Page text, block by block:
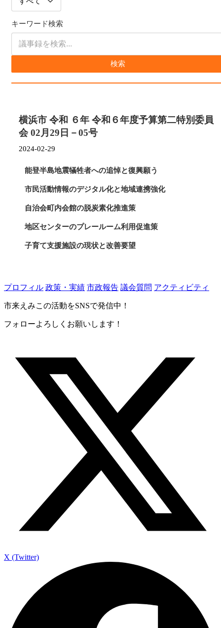
キーワード検索
検索
横浜市 令和 ６年 令和６年度予算第二特別委員
会 02月29日－05号
2024-02-29
能登半島地震犠牲者への追悼と復興願う
市民活動情報のデジタル化と地域連携強化
自治会町内会館の脱炭素化推進策
地区センターのプレールーム利用促進策
子育て支援施設の現状と改善要望
防犯灯の有効活用と夜間安全対策
プロフィル 政策・実績 市政報告 議会質問 アクティビティ
市来えみこの活動をSNSで発信中！
フォローよろしくお願いします！
X (Twitter)